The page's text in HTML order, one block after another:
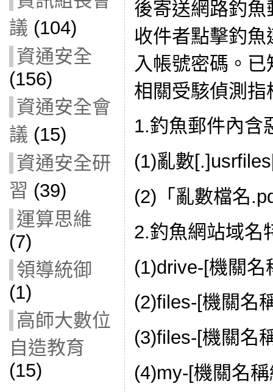
議 (104)
資通安全
(156)
資通安全會
議 (15)
資通安全研
習 (39)
運算思維
(7)
領導統御
(1)
高師大數位
自造教育
(15)
後寄送網路釣
收件者點擊釣
入帳號密碼。
相關受駭偵測
1.釣魚郵件內含
(1)亂數
(2)「亂數檔名
2.釣魚網站域名
(1)drive-[機關名
(2)files-[機關名
(3)files-[機關名
(4)my-[機關名